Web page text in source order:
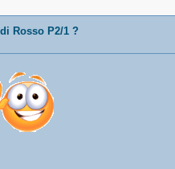
Rosso P2/1 ?